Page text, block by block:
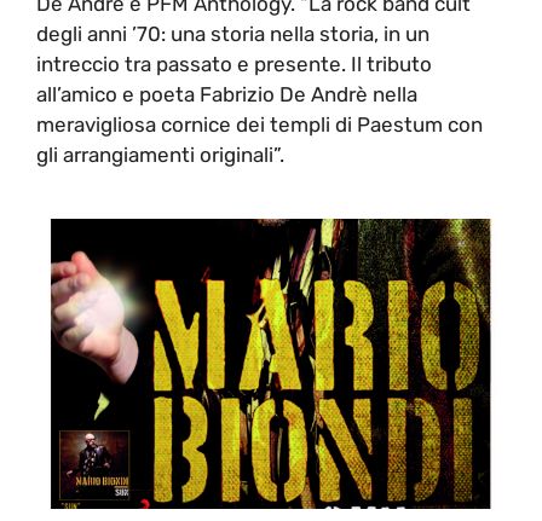
degli anni ’70: una storia nella storia, in un
intreccio tra passato e presente. Il tributo
all’amico e poeta Fabrizio De Andrè nella
meravigliosa cornice dei templi di Paestum con
gli arrangiamenti originali”.